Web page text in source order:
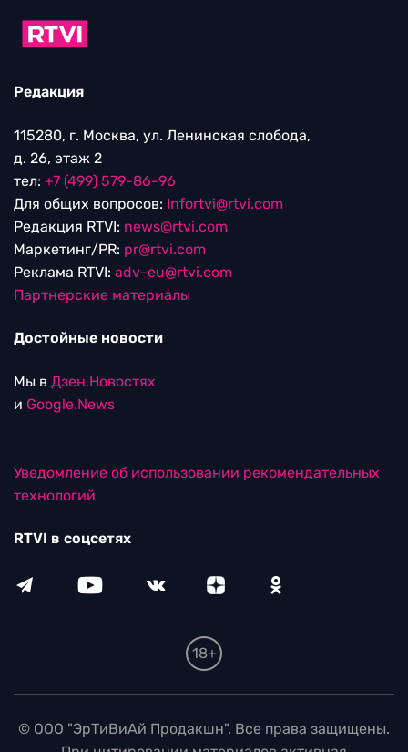
Редакция
115280, г. Москва, ул. Ленинская слобода,
д. 26, этаж 2
тел: +7 (499) 579-86-96
Для общих вопросов: Infortvi@rtvi.com
Редакция RTVI: news@rtvi.com
Маркетинг/PR: pr@rtvi.com
Реклама RTVI: adv-eu@rtvi.com
Партнерские материалы
Достойные новости
Мы в Дзен.Новостях
и Google.News
Уведомление об использовании рекомендательных
технологий
RTVI в соцсетях
18+
© ООО "ЭрТиВиАй Продакшн". Все права защищены.